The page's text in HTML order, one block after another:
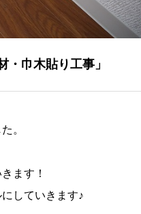
・巾木貼り工事」
。
ます！
していきます♪